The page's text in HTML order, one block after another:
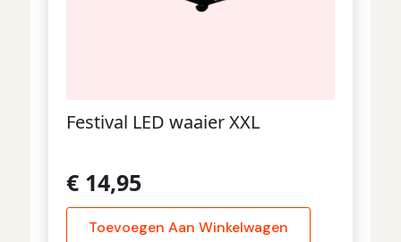
Festival LED waaier XXL
€ 14,95
Toevoegen Aan Winkelwagen